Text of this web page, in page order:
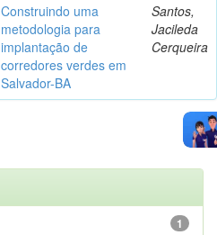
Construindo uma
metodologia para
implantação de
corredores verdes em
Salvador-BA
Santos,
Jacileda
Cerqueira
1